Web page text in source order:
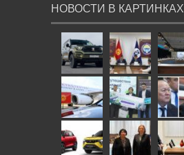
НОВОСТИ В КАРТИНКАХ